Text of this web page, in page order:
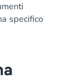
specifico